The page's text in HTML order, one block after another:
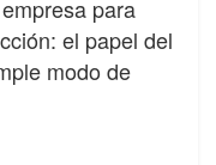
para
el papel del
modo de